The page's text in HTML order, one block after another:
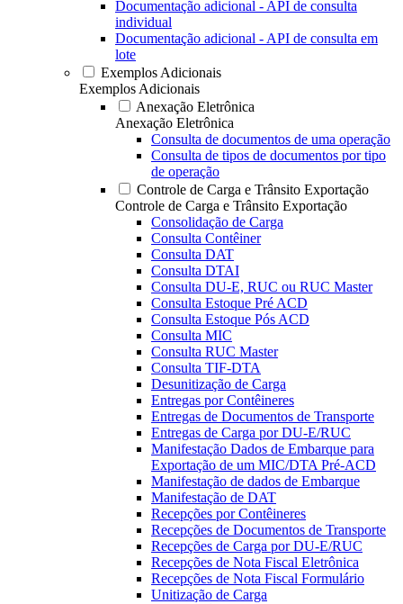
Documentação adicional - API de consulta
individual
Documentação adicional - API de consulta em
lote
Exemplos Adicionais
Exemplos Adicionais
Anexação Eletrônica
Anexação Eletrônica
Consulta de documentos de uma operação
Consulta de tipos de documentos por tipo
de operação
Controle de Carga e Trânsito Exportação
Controle de Carga e Trânsito Exportação
Consolidação de Carga
Consulta Contêiner
Consulta DAT
Consulta DTAI
Consulta DU-E, RUC ou RUC Master
Consulta Estoque Pré ACD
Consulta Estoque Pós ACD
Consulta MIC
Consulta RUC Master
Consulta TIF-DTA
Desunitização de Carga
Entregas por Contêineres
Entregas de Documentos de Transporte
Entregas de Carga por DU-E/RUC
Manifestação Dados de Embarque para
Exportação de um MIC/DTA Pré-ACD
Manifestação de dados de Embarque
Manifestação de DAT
Recepções por Contêineres
Recepções de Documentos de Transporte
Recepções de Carga por DU-E/RUC
Recepções de Nota Fiscal Eletrônica
Recepções de Nota Fiscal Formulário
Unitização de Carga